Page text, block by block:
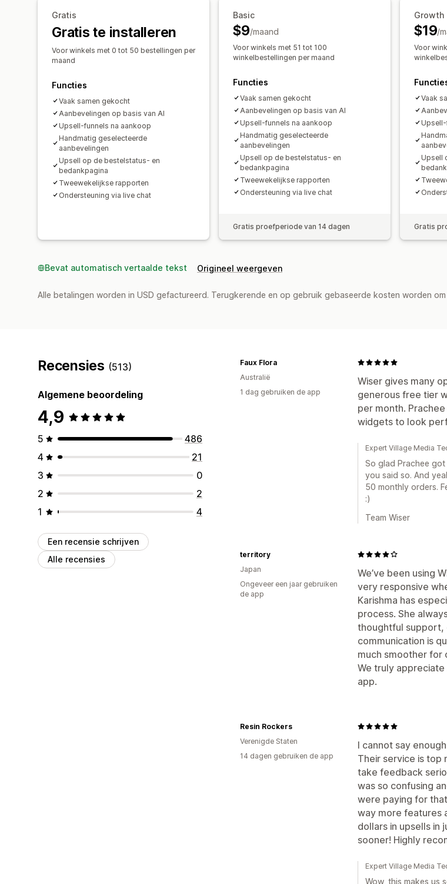
Gratis
Gratis te installeren
Voor winkels met 0 tot 50 bestellingen per
maand
Functies
Vaak samen gekocht
Aanbevelingen op basis van AI
Upsell-funnels na aankoop
Handmatig geselecteerde
aanbevelingen
Upsell op de bestelstatus- en
bedankpagina
Tweewekelijkse rapporten
Ondersteuning via live chat
Basic
$9/maand
Voor winkels met 51 tot 100
winkelbestellingen per maand
Functies
Vaak samen gekocht
Aanbevelingen op basis van AI
Upsell-funnels na aankoop
Handmatig geselecteerde
aanbevelingen
Upsell op de bestelstatus- en
bedankpagina
Tweewekelijkse rapporten
Ondersteuning via live chat
Gratis proefperiode van 14 dagen
Growth
$19/
Voor
Vaak
Upsell
Gratis
Bevat automatisch vertaalde tekst Origineel weergeven
Alle betalingen worden in USD gefactureerd. Terugkerende en op gebruik gebaseerde kosten worden
Recensies (513)
Algemene beoordeling
4,9
5
486
4
21
3
0
2
2
1
4
Een recensie schrijven
Alle recensies
Wiser gives many
generous free tier
per month.
widgets to look
Faux Flora
Australië
1 dag gebruiken de app
Expert Village Media
So glad Prachee
you said so. And
50 monthly orders.
:)
Team Wiser
We’ve been using
very responsive
Karishma has
process. She
thoughtful support,
communication is
much smoother for
We truly
app.
territory
Japan
Ongeveer een jaar gebruiken
de app
I cannot say
Their service is top
take feedback
was so confusing
were paying for
way more features
dollars in upsells in
sooner! Highly
Resin Rockers
Verenigde Staten
14 dagen gebruiken de app
Expert Village Media
Wow, this makes us